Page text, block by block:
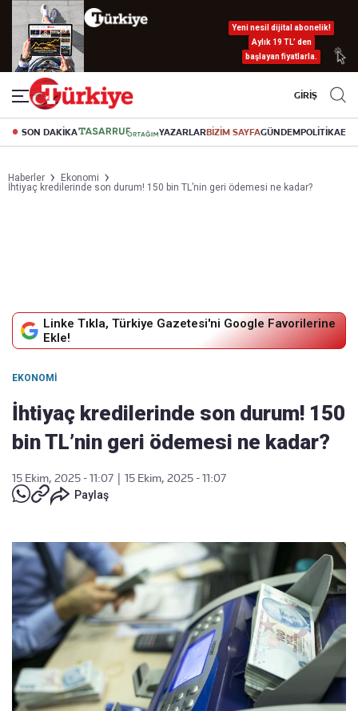
Yeni nesil dijital abonelik!
Aylık 19 TL’ den
başlayan fiyatlarla.
GİRİŞ
SON DAKİKA YAZARLARBİZİM SAYFAGÜNDEMPOLİTİKA
Haberler
Ekonomi
İhtiyaç kredilerinde son durum! 150 bin TL’nin geri ödemesi ne kadar?
Linke Tıkla, Türkiye Gazetesi'ni Google Favorilerine
Ekle!
EKONOMI
İhtiyaç kredilerinde son durum! 150
bin TL’nin geri ödemesi ne kadar?
15 Ekim, 2025 - 11:07
15 Ekim, 2025 - 11:07
Paylaş